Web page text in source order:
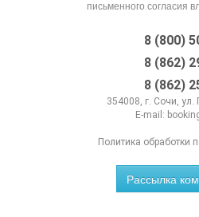
письменного согласия
8 (800)
8 (862)
8 (862)
354008, г. Сочи,
E-mail:
Политика обработки
Рассылка